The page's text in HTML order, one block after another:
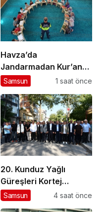
Havza’da
Jandarmadan Kur’an
Kursu Öğrencilerine
Samsun 1 saat önce
20. Kunduz Yağlı
Güreşleri Kortej
Yürüyüşüyle Başladı
Samsun 4 saat önce